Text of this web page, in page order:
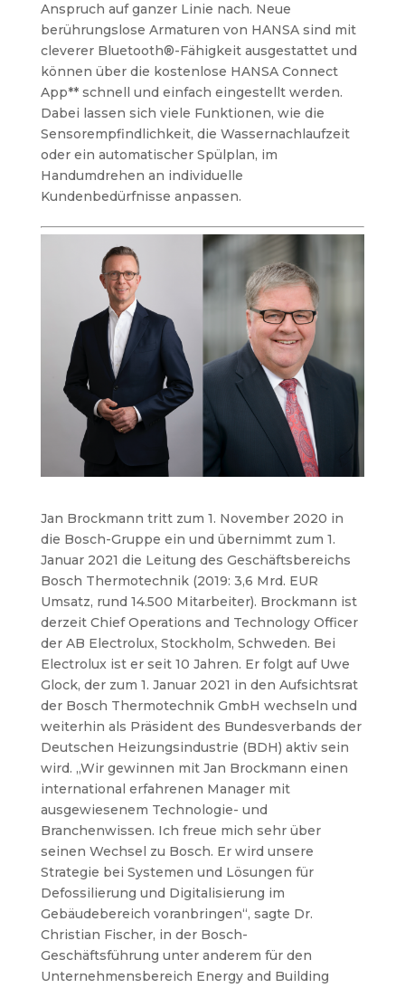
Anspruch auf ganzer Linie nach. Neue
berührungslose Armaturen von HANSA sind mit
cleverer Bluetooth®-Fähigkeit ausgestattet und
können über die kostenlose HANSA Connect
App** schnell und einfach eingestellt werden.
Dabei lassen sich viele Funktionen, wie die
Sensorempfindlichkeit, die Wassernachlaufzeit
oder ein automatischer Spülplan, im
Handumdrehen an individuelle
Kundenbedürfnisse anpassen.
Jan Brockmann tritt zum 1. November 2020 in
die Bosch-Gruppe ein und übernimmt zum 1.
Januar 2021 die Leitung des Geschäftsbereichs
Bosch Thermotechnik (2019: 3,6 Mrd. EUR
Umsatz, rund 14.500 Mitarbeiter). Brockmann ist
derzeit Chief Operations and Technology Officer
der AB Electrolux, Stockholm, Schweden. Bei
Electrolux ist er seit 10 Jahren. Er folgt auf Uwe
Glock, der zum 1. Januar 2021 in den Aufsichtsrat
der Bosch Thermotechnik GmbH wechseln und
weiterhin als Präsident des Bundesverbands der
Deutschen Heizungsindustrie (BDH) aktiv sein
wird. „Wir gewinnen mit Jan Brockmann einen
international erfahrenen Manager mit
ausgewiesenem Technologie- und
Branchenwissen. Ich freue mich sehr über
seinen Wechsel zu Bosch. Er wird unsere
Strategie bei Systemen und Lösungen für
Defossilierung und Digitalisierung im
Gebäudebereich voranbringen“, sagte Dr.
Christian Fischer, in der Bosch-
Geschäftsführung unter anderem für den
Unternehmensbereich Energy and Building